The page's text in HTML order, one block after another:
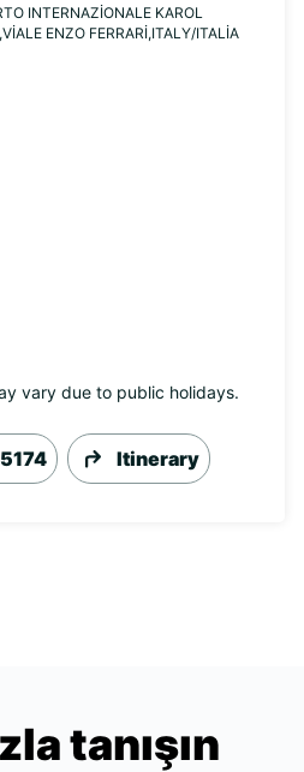
INTERNAZIONALE KAROL
ENZO FERRARI,ITALY/ITALIA
vary due to public holidays.
Itinerary
tanışın